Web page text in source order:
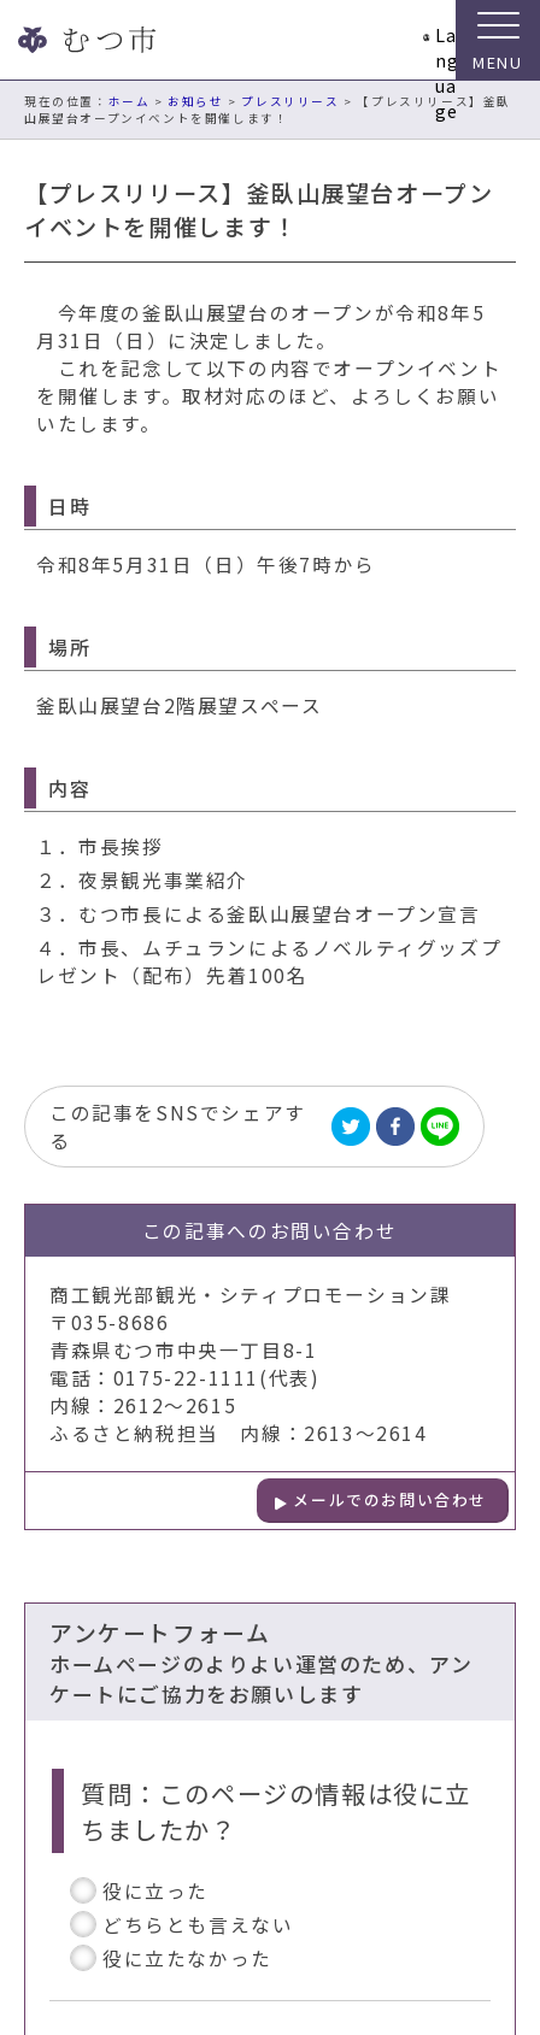
ビ
La
ng
ua
ge
現在の位置： ホーム > お知らせ > プレスリリース > 【プレスリリース】釜臥
山展望台オープンイベントを開催します！
【プレスリリース】釜臥山展望台オープン
イベントを開催します！
今年度の釜臥山展望台のオープンが令和8年5
月31日（日）に決定しました。
これを記念して以下の内容でオープンイベント
を開催します。取材対応のほど、よろしくお願い
いたします。
日時
令和8年5月31日（日）午後7時から
場所
釜臥山展望台2階展望スペース
内容
１．市長挨拶
２．夜景観光事業紹介
３．むつ市長による釜臥山展望台オープン宣言
４．市長、ムチュランによるノベルティグッズプ
レゼント（配布）先着100名
この記事をSNSでシェアす
る
この記事への お問い合わせ
商工観光部観光・シティプロモーション課
〒035-8686
青森県むつ市中央一丁目8-1
電話：0175-22-1111(代表)
内線：2612～2615
ふるさと納税担当 内線：2613～2614
メールでのお問い合わせ
アンケートフォーム
ホームページのよりよい運営のため、アン
ケートにご協力をお願いします
質問：このページの情報は役に立
ちましたか？
役に立った
どちらとも言えない
役に立たなかった